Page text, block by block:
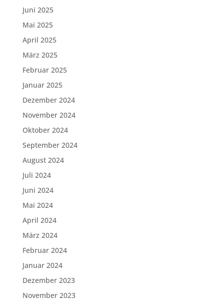
Juni 2025
Mai 2025
April 2025
März 2025
Februar 2025
Januar 2025
Dezember 2024
November 2024
Oktober 2024
September 2024
August 2024
Juli 2024
Juni 2024
Mai 2024
April 2024
März 2024
Februar 2024
Januar 2024
Dezember 2023
November 2023